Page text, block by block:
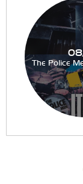
The Police